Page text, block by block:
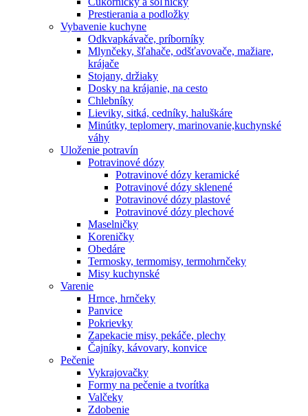
Prestierania a podložky
Vybavenie kuchyne
Odkvapkávače, príborníky
Mlynčeky, šľahače, odšťavovače, mažiare,
krájače
Stojany, držiaky
Dosky na krájanie, na cesto
Chlebníky
Lieviky, sitká, cedníky, haluškáre
Minútky, teplomery, marinovanie,kuchynské
váhy
Uloženie potravín
Potravinové dózy
Potravinové dózy keramické
Potravinové dózy sklenené
Potravinové dózy plastové
Potravinové dózy plechové
Maselničky
Koreničky
Obedáre
Termosky, termomisy, termohrnčeky
Misy kuchynské
Varenie
Hrnce, hrnčeky
Panvice
Pokrievky
Zapekacie misy, pekáče, plechy
Čajníky, kávovary, konvice
Pečenie
Vykrajovačky
Formy na pečenie a tvorítka
Valčeky
Zdobenie